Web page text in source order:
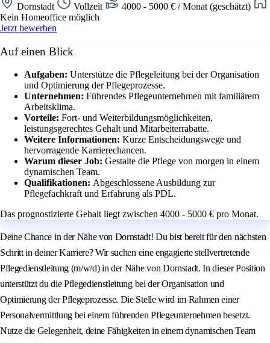
Dornstadt Vollzeit
4000 - 5000 € / Monat (geschätzt)
Kein Homeoffice möglich
Jetzt bewerben
Auf einen Blick
Aufgaben: Unterstütze die Pflegeleitung bei der Organisation
und Optimierung der Pflegeprozesse.
Unternehmen: Führendes Pflegeunternehmen mit familiärem
Arbeitsklima.
Vorteile: Fort- und Weiterbildungsmöglichkeiten,
leistungsgerechtes Gehalt und Mitarbeiterrabatte.
Weitere Informationen: Kurze Entscheidungswege und
hervorragende Karrierechancen.
Warum dieser Job: Gestalte die Pflege von morgen in einem
dynamischen Team.
Qualifikationen: Abgeschlossene Ausbildung zur
Pflegefachkraft und Erfahrung als PDL.
Das prognostizierte Gehalt liegt zwischen 4000 - 5000 € pro Monat.
Deine Chance in der Nähe von Dornstadt! Du bist bereit für den nächsten
Schritt in deiner Karriere? Wir suchen eine engagierte stellvertretende
Pflegedienstleitung (m/w/d) in der Nähe von Dornstadt. In dieser Position
unterstützt du die Pflegedienstleitung bei der Organisation und
Optimierung der Pflegeprozesse. Die Stelle wird im Rahmen einer
Personalvermittlung bei einem führenden Pflegeunternehmen besetzt.
Nutze die Gelegenheit, deine Fähigkeiten in einem dynamischen Team